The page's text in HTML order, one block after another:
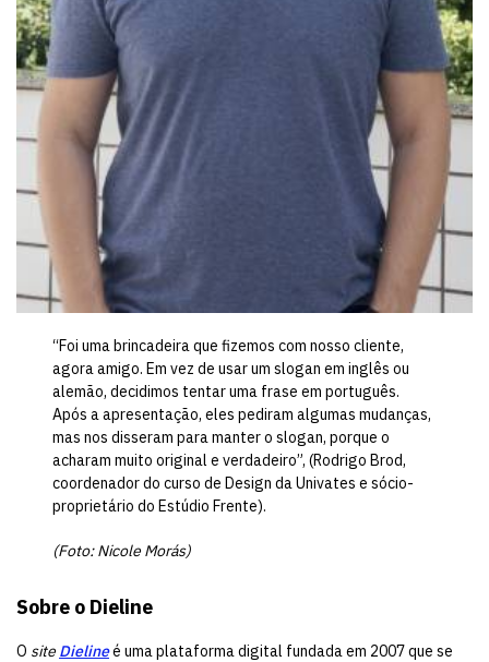
“Foi uma brincadeira que fizemos com nosso cliente,
agora amigo. Em vez de usar um slogan em inglês ou
alemão, decidimos tentar uma frase em português.
Após a apresentação, eles pediram algumas mudanças,
mas nos disseram para manter o slogan, porque o
acharam muito original e verdadeiro”, (Rodrigo Brod,
coordenador do curso de Design da Univates e sócio-
proprietário do Estúdio Frente).
(Foto: Nicole Morás)
Sobre o Dieline
O site Dielineé uma plataforma digital fundada em 2007 que se